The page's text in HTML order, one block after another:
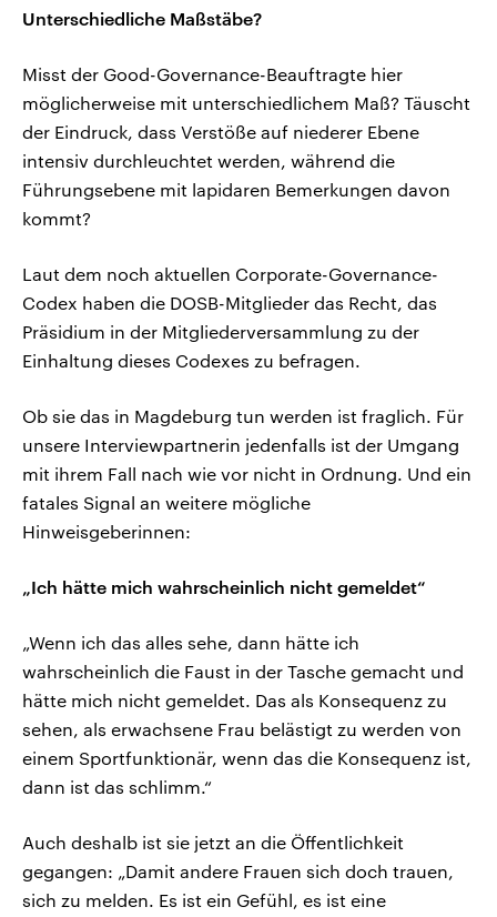
Unterschiedliche Maßstäbe?
Misst der Good-Governance-Beauftragte hier
möglicherweise mit unterschiedlichem Maß? Täuscht
der Eindruck, dass Verstöße auf niederer Ebene
intensiv durchleuchtet werden, während die
Führungsebene mit lapidaren Bemerkungen davon
kommt?
Laut dem noch aktuellen Corporate-Governance-
Codex haben die DOSB-Mitglieder das Recht, das
Präsidium in der Mitgliederversammlung zu der
Einhaltung dieses Codexes zu befragen.
Ob sie das in Magdeburg tun werden ist fraglich. Für
unsere Interviewpartnerin jedenfalls ist der Umgang
mit ihrem Fall nach wie vor nicht in Ordnung. Und ein
fatales Signal an weitere mögliche
Hinweisgeberinnen:
„Ich hätte mich wahrscheinlich nicht gemeldet“
„Wenn ich das alles sehe, dann hätte ich
wahrscheinlich die Faust in der Tasche gemacht und
hätte mich nicht gemeldet. Das als Konsequenz zu
sehen, als erwachsene Frau belästigt zu werden von
einem Sportfunktionär, wenn das die Konsequenz ist,
dann ist das schlimm.“
Auch deshalb ist sie jetzt an die Öffentlichkeit
gegangen: „Damit andere Frauen sich doch trauen,
sich zu melden. Es ist ein Gefühl, es ist eine